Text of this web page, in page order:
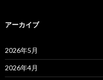
アーカイブ
2026年5月
2026年4月